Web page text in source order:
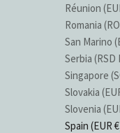
Réunion
Romania
San Marino
Serbia
Singapore
Slovakia
Slovenia
Spain (EUR